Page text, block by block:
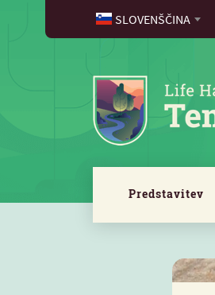
SLOVENŠČINA
Predstavitev